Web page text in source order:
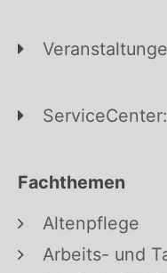
Fachthemen
Altenpflege
Arbeits- und